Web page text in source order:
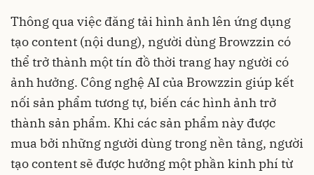
Thông qua việc đăng tải hình ảnh lên ứng dụng
tạo content (nội dung), người dùng Browzzin có
thể trở thành một tín đồ thời trang hay người có
ảnh hưởng. Công nghệ AI của Browzzin giúp kết
nối sản phẩm tương tự, biến các hình ảnh trở
thành sản phẩm. Khi các sản phẩm này được
mua bởi những người dùng trong nền tảng, người
tạo content sẽ được hưởng một phần kinh phí từ